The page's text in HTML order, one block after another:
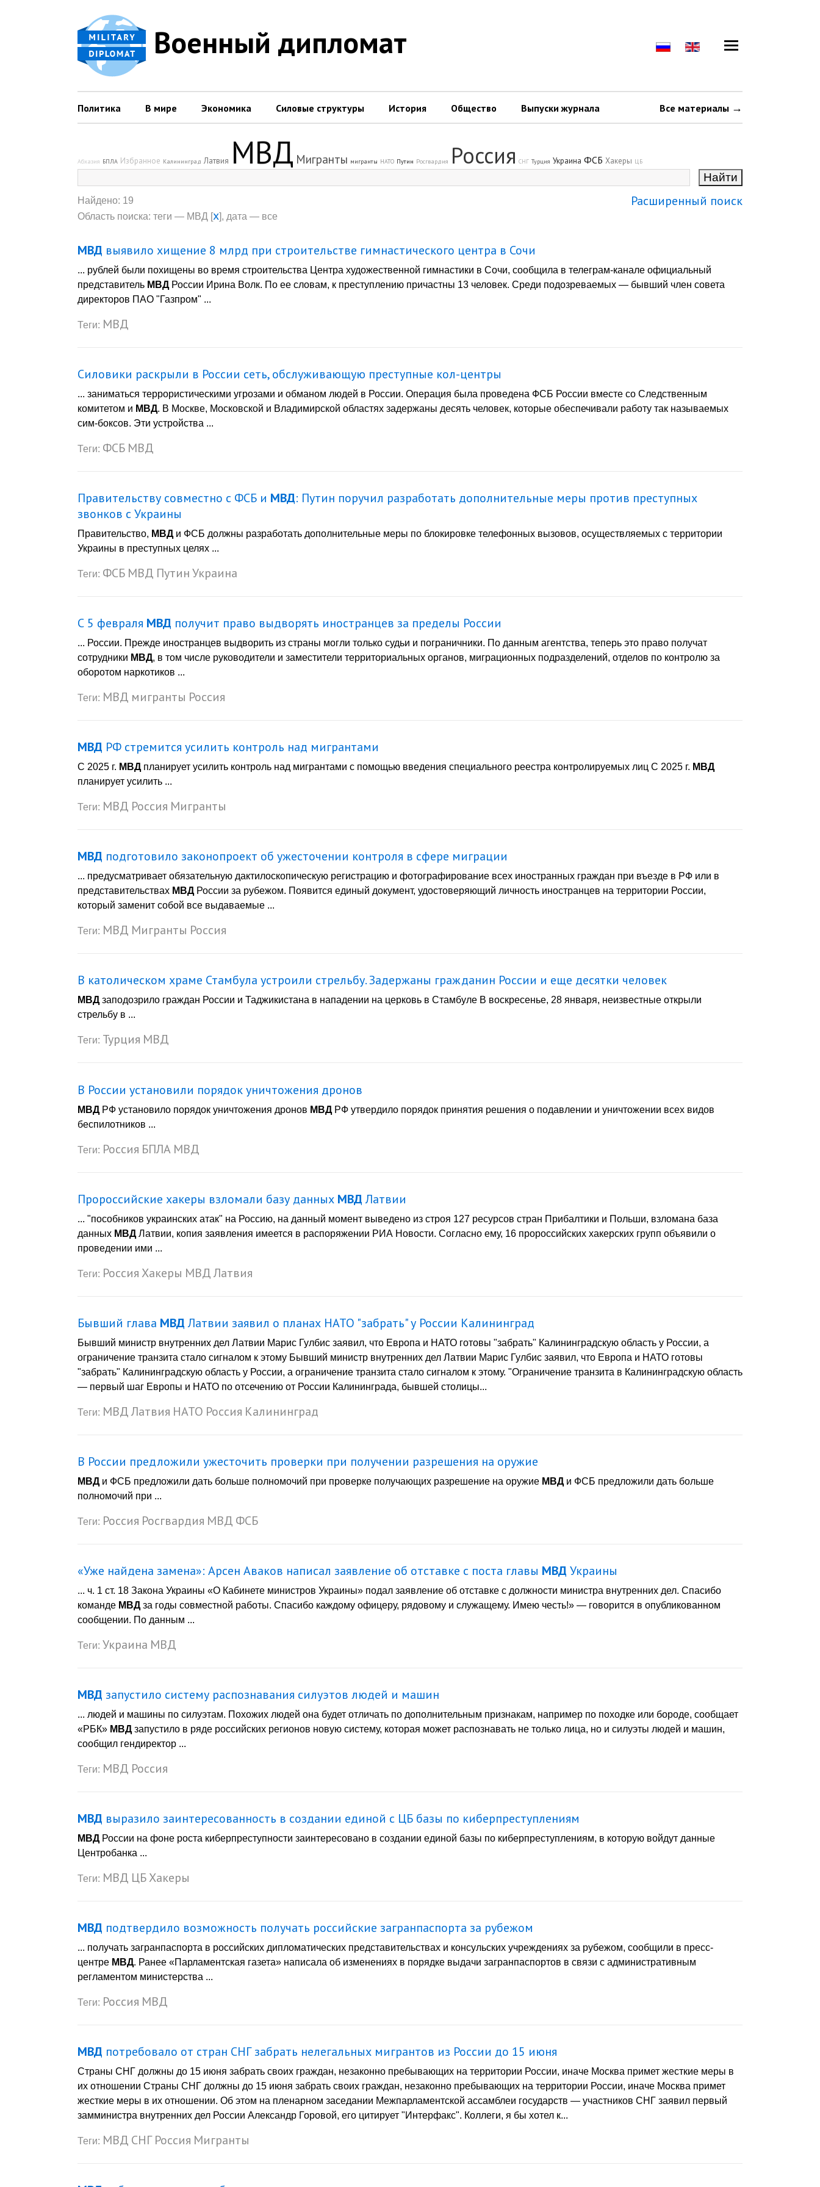
Военный дипломат
Политика В мире Экономика Силовые структуры История Общество Выпуски журнала Все материалы
Абхазия БПЛА Избранное Калининград Латвия МВД Мигранты мигранты НАТО Путин Росгвардия Россия СНГ Турция Украина ФСБ Хакеры ЦБ
Найдено: 19
Область поиска: теги — МВД [x], дата — все
Расширенный поиск
МВД выявило хищение 8 млрд при строительстве гимнастического центра в Сочи
... рублей были похищены во время строительства Центра художественной гимнастики в Сочи, сообщила в телеграм-канале официальный
представитель МВДРоссии Ирина Волк. По ее словам, к преступлению причастны 13 человек. Среди подозреваемых — бывший член совета
директоров ПАО "Газпром" ...
Теги: МВД
Силовики раскрыли в России сеть, обслуживающую преступные кол-центры
... заниматься террористическими угрозами и обманом людей в России. Операция была проведена ФСБ России вместе со Следственным
комитетом и МВД. В Москве, Московской и Владимирской областях задержаны десять человек, которые обеспечивали работу так называемых
сим-боксов. Эти устройства ...
Теги: ФСБ МВД
Правительству совместно с ФСБ и МВД: Путин поручил разработать дополнительные меры против преступных
звонков с Украины
Правительство, МВДи ФСБ должны разработать дополнительные меры по блокировке телефонных вызовов, осуществляемых с территории
Украины в преступных целях ...
Теги: ФСБ МВД ПутинУкраина
С 5 февраля МВД получит право выдворять иностранцев за пределы России
... России. Прежде иностранцев выдворить из страны могли только судьи и пограничники. По данным агентства, теперь это право получат
сотрудники МВД, в том числе руководители и заместители территориальных органов, миграционных подразделений, отделов по контролю за
оборотом наркотиков ...
Теги: МВД мигранты Россия
МВД РФ стремится усилить контроль над мигрантами
С 2025 г. МВДпланирует усилить контроль над мигрантами с помощью введения специального реестра контролируемых лиц С 2025 г. МВД
планирует усилить ...
Теги: МВД Россия Мигранты
МВД подготовило законопроект об ужесточении контроля в сфере миграции
... предусматривает обязательную дактилоскопическую регистрацию и фотографирование всех иностранных граждан при въезде в РФ или в
представительствах МВДРоссии за рубежом. Появится единый документ, удостоверяющий личность иностранцев на территории России,
который заменит собой все выдаваемые ...
Теги: МВД Мигранты Россия
В католическом храме Стамбула устроили стрельбу. Задержаны гражданин России и еще десятки человек
МВДзаподозрило граждан России и Таджикистана в нападении на церковь в Стамбуле В воскресенье, 28 января, неизвестные открыли
стрельбу в ...
Теги: Турция МВД
В России установили порядок уничтожения дронов
МВДРФ установило порядок уничтожения дронов МВДРФ утвердило порядок принятия решения о подавлении и уничтожении всех видов
беспилотников ...
Теги: Россия БПЛА МВД
Пророссийские хакеры взломали базу данных МВДЛатвии
... "пособников украинских атак" на Россию, на данный момент выведено из строя 127 ресурсов стран Прибалтики и Польши, взломана база
данных МВДЛатвии, копия заявления имеется в распоряжении РИА Новости. Согласно ему, 16 пророссийских хакерских групп объявили о
проведении ими ...
Теги: Россия Хакеры МВДЛатвия
Бывший глава МВДЛатвии заявил о планах НАТО "забрать" у России Калининград
Бывший министр внутренних дел Латвии Марис Гулбис заявил, что Европа и НАТО готовы "забрать" Калининградскую область у России, а
ограничение транзита стало сигналом к этому Бывший министр внутренних дел Латвии Марис Гулбис заявил, что Европа и НАТО готовы
"забрать" Калининградскую область у России, а ограничение транзита стало сигналом к этому. "Ограничение транзита в Калининградскую область
— первый шаг Европы и НАТО по отсечению от России Калининграда, бывшей столицы...
Теги: МВДЛатвия НАТО Россия Калининград
В России предложили ужесточить проверки при получении разрешения на оружие
МВДи ФСБ предложили дать больше полномочий при проверке получающих разрешение на оружие МВДи ФСБ предложили дать больше
полномочий при ...
Теги: Россия Росгвардия МВД ФСБ
«Уже найдена замена»: Арсен Аваков написал заявление об отставке с поста главы МВД Украины
... ч. 1 ст. 18 Закона Украины «О Кабинете министров Украины» подал заявление об отставке с должности министра внутренних дел. Спасибо
команде МВДза годы совместной работы. Спасибо каждому офицеру, рядовому и служащему. Имею честь!» — говорится в опубликованном
сообщении. По данным ...
Теги: Украина МВД
МВД запустило систему распознавания силуэтов людей и машин
... людей и машины по силуэтам. Похожих людей она будет отличать по дополнительным признакам, например по походке или бороде, сообщает
«РБК» МВДзапустило в ряде российских регионов новую систему, которая может распознавать не только лица, но и силуэты людей и машин,
сообщил гендиректор ...
Теги: МВД Россия
МВД выразило заинтересованность в создании единой с ЦБ базы по киберпреступлениям
МВДРоссии на фоне роста киберпреступности заинтересовано в создании единой базы по киберпреступлениям, в которую войдут данные
Центробанка ...
Теги: МВД ЦБХакеры
МВД подтвердило возможность получать российские загранпаспорта за рубежом
... получать загранпаспорта в российских дипломатических представительствах и консульских учреждениях за рубежом, сообщили в пресс-
центре МВД. Ранее «Парламентская газета» написала об изменениях в порядке выдачи загранпаспортов в связи с административным
регламентом министерства ...
Теги: Россия МВД
МВД потребовало от стран СНГ забрать нелегальных мигрантов из России до 15 июня
Страны СНГ должны до 15 июня забрать своих граждан, незаконно пребывающих на территории России, иначе Москва примет жесткие меры в
их отношении Страны СНГ должны до 15 июня забрать своих граждан, незаконно пребывающих на территории России, иначе Москва примет
жесткие меры в их отношении. Об этом на пленарном заседании Межпарламентской ассамблеи государств — участников СНГ заявил первый
замминистра внутренних дел России Александр Горовой, его цитирует "Интерфакс". Коллеги, я бы хотел к...
Теги: МВД СНГ Россия Мигранты